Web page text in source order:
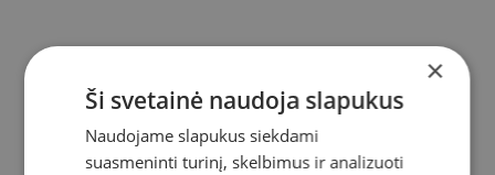
Colostrum Alpha Colostrum Hypo
×
Ši svetainė naudoja slapukus
Naudojame slapukus siekdami
suasmeninti turinį, skelbimus ir analizuoti